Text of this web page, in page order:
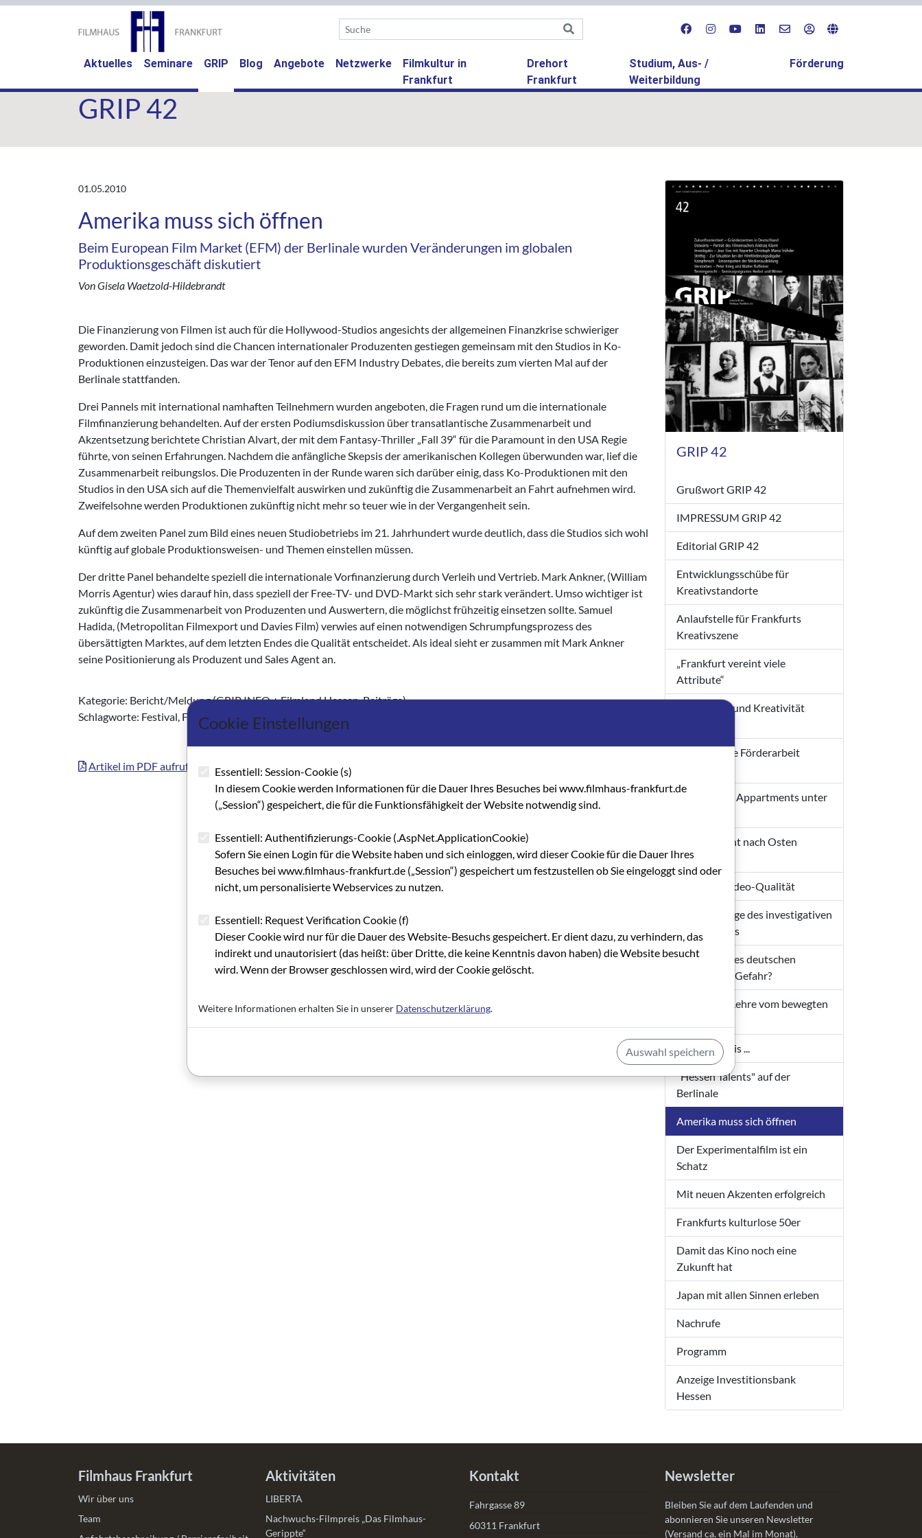
Aktuelles Seminare GRIP (current)
Blog Angebote Netzwerke
Filmkultur in
Frankfurt
Drehort
Frankfurt
Studium, Aus- /
Weiterbildung
Förderung
GRIP 42
01.05.2010
Amerika muss sich öffnen
Beim European Film Market (EFM) der Berlinale wurden Veränderungen im globalen
Produktionsgeschäft diskutiert
Von Gisela Waetzold-Hildebrandt
Die Finanzierung von Filmen ist auch für die Hollywood-Studios angesichts der allgemeinen Finanzkrise schwieriger
geworden. Damit jedoch sind die Chancen internationaler Produzenten gestiegen gemeinsam mit den Studios in Ko-
Produktionen einzusteigen. Das war der Tenor auf den EFM Industry Debates, die bereits zum vierten Mal auf der
Berlinale stattfanden.
Drei Pannels mit international namhaften Teilnehmern wurden angeboten, die Fragen rund um die internationale
Filmfinanzierung behandelten. Auf der ersten Podiumsdiskussion über transatlantische Zusammenarbeit und
Akzentsetzung berichtete Christian Alvart, der mit dem Fantasy-Thriller „Fall 39“ für die Paramount in den USA Regie
führte, von seinen Erfahrungen. Nachdem die anfängliche Skepsis der amerikanischen Kollegen überwunden war, lief die
Zusammenarbeit reibungslos. Die Produzenten in der Runde waren sich darüber einig, dass Ko-Produktionen mit den
Studios in den USA sich auf die Themenvielfalt auswirken und zukünftig die Zusammenarbeit an Fahrt aufnehmen wird.
Zweifelsohne werden Produktionen zukünftig nicht mehr so teuer wie in der Vergangenheit sein.
Auf dem zweiten Panel zum Bild eines neuen Studiobetriebs im 21. Jahrhundert wurde deutlich, dass die Studios sich wohl
künftig auf globale Produktionsweisen- und Themen einstellen müssen.
Der dritte Panel behandelte speziell die internationale Vorfinanzierung durch Verleih und Vertrieb. Mark Ankner, (William
Morris Agentur) wies darauf hin, dass speziell der Free-TV- und DVD-Markt sich sehr stark verändert. Umso wichtiger ist
zukünftig die Zusammenarbeit von Produzenten und Auswertern, die möglichst frühzeitig einsetzen sollte. Samuel
Hadida, (Metropolitan Filmexport und Davies Film) verwies auf einen notwendigen Schrumpfungsprozess des
übersättigten Marktes, auf dem letzten Endes die Qualität entscheidet. Als ideal sieht er zusammen mit Mark Ankner
seine Positionierung als Produzent und Sales Agent an.
Kategorie: Bericht/Meldung (GRIP INFO + Filmland Hessen-Beiträge)
Schlagworte: Festival, Filmproduktion, Filmförderung, Verleih
Artikel im PDF aufrufen
GRIP 42
Grußwort GRIP 42
IMPRESSUM GRIP 42
Editorial GRIP 42
Entwicklungsschübe für
Kreativstandorte
Anlaufstelle für Frankfurts
Kreativszene
„Frankfurt vereint viele
Attribute“
Auf Wissen und Kreativität
Gemeinsame Förderarbeit
Ateliers und Appartments unter
Den Horizont nach Osten
erweitern
Optimale Video-Qualität
Ein Kronzeuge des investigativen
Journalismus
Förderung des deutschen
Kinofilms in Gefahr?
Thesen zur Lehre vom bewegten
The Winner is ...
"Hessen Talents" auf der
Berlinale
Amerika muss sich öffnen
Der Experimentalfilm ist ein
Schatz
Mit neuen Akzenten erfolgreich
Frankfurts kulturlose 50er
Damit das Kino noch eine
Zukunft hat
Japan mit allen Sinnen erleben
Nachrufe
Programm
Anzeige Investitionsbank
Hessen
Filmhaus Frankfurt
Wir über uns
Team
Aktivitäten
LIBERTA
Nachwuchs-Filmpreis „Das Filmhaus-
Gerippte“
Kontakt
Fahrgasse 89
60311 Frankfurt
Newsletter
Bleiben Sie auf dem Laufenden und
abonnieren Sie unseren Newsletter
(Versand ca. ein Mal im Monat).
Cookie Einstellungen
Essentiell: Session-Cookie (s)
In diesem Cookie werden Informationen für die Dauer Ihres Besuches bei www.filmhaus-frankfurt.de
(„Session“) gespeichert, die für die Funktionsfähigkeit der Website notwendig sind.
Essentiell: Authentifizierungs-Cookie (.AspNet.ApplicationCookie)
Sofern Sie einen Login für die Website haben und sich einloggen, wird dieser Cookie für die Dauer Ihres
Besuches bei www.filmhaus-frankfurt.de („Session“) gespeichert um festzustellen ob Sie eingeloggt sind oder
nicht, um personalisierte Webservices zu nutzen.
Essentiell: Request Verification Cookie (f)
Dieser Cookie wird nur für die Dauer des Website-Besuchs gespeichert. Er dient dazu, zu verhindern, das
indirekt und unautorisiert (das heißt: über Dritte, die keine Kenntnis davon haben) die Website besucht
wird. Wenn der Browser geschlossen wird, wird der Cookie gelöscht.
Weitere Informationen erhalten Sie in unserer Datenschutzerklärung.
Auswahl speichern